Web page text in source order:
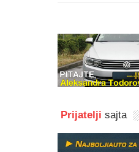
Prijatelji sajta